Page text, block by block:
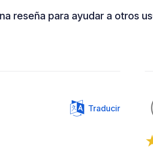
reseña para ayudar a otros
Traducir